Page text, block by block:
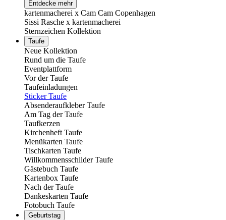
Entdecke mehr
kartenmacherei x Cam Cam Copenhagen
Sissi Rasche x kartenmacherei
Sternzeichen Kollektion
Taufe
Neue Kollektion
Rund um die Taufe
Eventplattform
Vor der Taufe
Taufeinladungen
Sticker Taufe
Absenderaufkleber Taufe
Am Tag der Taufe
Taufkerzen
Kirchenheft Taufe
Menükarten Taufe
Tischkarten Taufe
Willkommensschilder Taufe
Gästebuch Taufe
Kartenbox Taufe
Nach der Taufe
Dankeskarten Taufe
Fotobuch Taufe
Geburtstag